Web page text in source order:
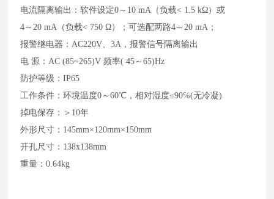
电流隔离输出：软件设定0～10 mA（负载< 1.5 kΩ）或
4～20 mA（负载< 750 Ω）；可选配两路4～20 mA；
报警继电器：AC220V、3A，报警信号隔离输出
电 源：AC (85~265)V 频率( 45～65)Hz
防护等级：IP65
工作条件：环境温度0～60℃，相对湿度≤90℅(无冷凝)
掉电保存：＞10年
外形尺寸：145mm×120mm×150mm
开孔尺寸：138x138mm
重量：0.64kg